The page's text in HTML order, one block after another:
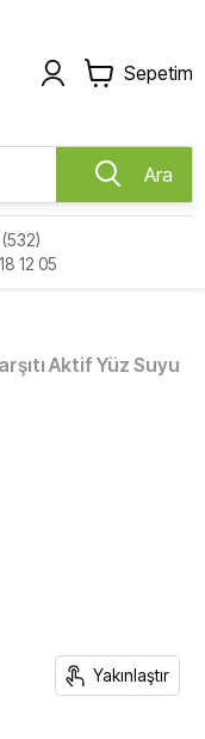
Sepetim
Ara
12 05
Aktif Yüz Suyu
Yakınlaştır